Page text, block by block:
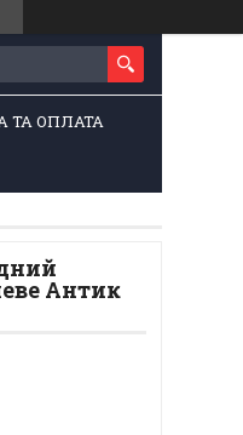
ТА ОПЛАТА
Антик